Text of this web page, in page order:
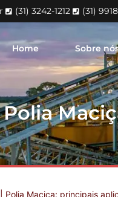
(31) 3242-1212 (31)
Home Sobre
Polia
Polia Maciça: principais